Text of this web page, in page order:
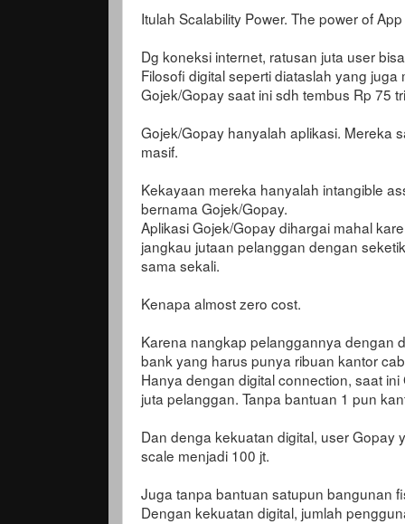
Itulah Scalability Power. The power of
Dg koneksi internet, ratusan juta user
Filosofi digital seperti diataslah yang
Gojek/Gopay saat ini sdh tembus Rp 75
Gojek/Gopay hanyalah aplikasi. Mereka
masif.
Kekayaan mereka hanyalah intangible
bernama Gojek/Gopay.
Aplikasi Gojek/Gopay dihargai mahal
jangkau jutaan pelanggan dengan
sama sekali.
Kenapa almost zero cost.
Karena nangkap pelanggannya dengan
bank yang harus punya ribuan kantor
Hanya dengan digital connection, saat
juta pelanggan. Tanpa bantuan 1 pun
Dan denga kekuatan digital, user Gopay
scale menjadi 100 jt.
Juga tanpa bantuan satupun bangunan
Dengan kekuatan digital, jumlah